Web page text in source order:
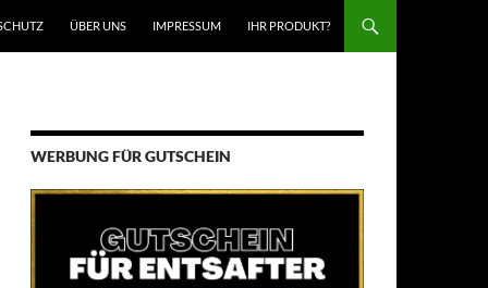
ÜBER UNS IMPRESSUM IHR PRODUKT?
WERBUNG FÜR GUTSCHEIN